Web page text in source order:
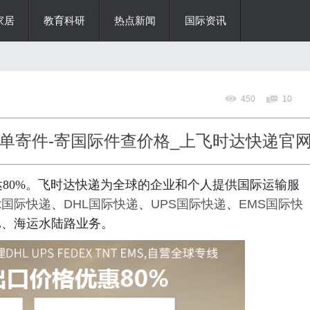
居 教育科研 热点新闻 国际资讯
450 10
寄件-寄国际件查价格_上飞时达快递官
。飞时达快递为全球的企业和个人提供国际运输服
际快递 、 DHL国际快递 、 UPS国际快递 、 EMS国际快
海运水陆路业务。